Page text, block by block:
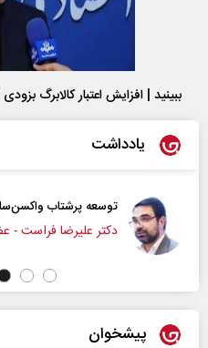
ببینید | افزایش اعتبار کالابرگ
یادداشت
توسعه پرشتاب‌
‌دکتر علیرضا فراست -
پیشخوان